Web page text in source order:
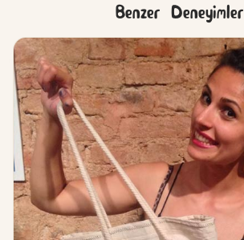
Benzer Deneyimler